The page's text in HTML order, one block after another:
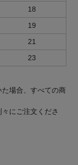
18
19
21
23
場合、すべての商
にご注文くださ